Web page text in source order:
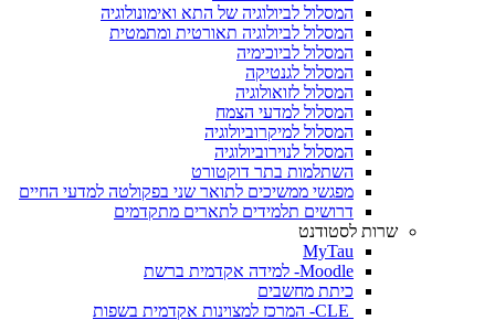
המסלול לביולוגיה של התא ואימונולוגיה
המסלול לביולוגיה תאורטית ומתמטית
המסלול לביוכימיה
המסלול לגנטיקה
המסלול לזואולוגיה
המסלול למדעי הצמח
המסלול למיקרוביולוגיה
המסלול לנוירוביולוגיה
השתלמות בתר דוקטורט
מפגשי ממשיכים לתואר שני בפקולטה למדעי החיים
דרושים תלמידים לתארים מתקדמים
שרות לסטודנט
MyTau
Moodle- למידה אקדמית ברשת
כיתת מחשבים